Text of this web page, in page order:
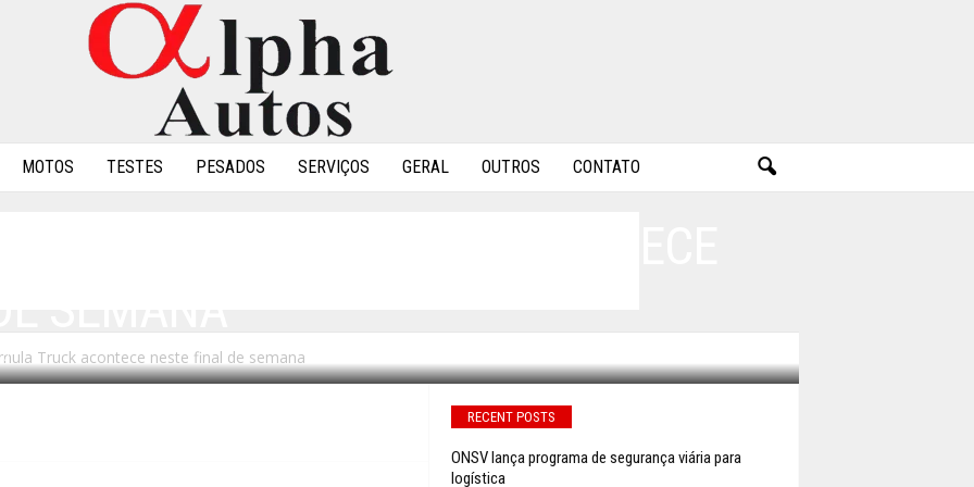
MOTOS TESTES PESADOS SERVIÇOS GERAL OUTROS CONTATO
Truck acontece neste final de semana
0
RECENT POSTS
ONSV lança programa de segurança viária para
logística